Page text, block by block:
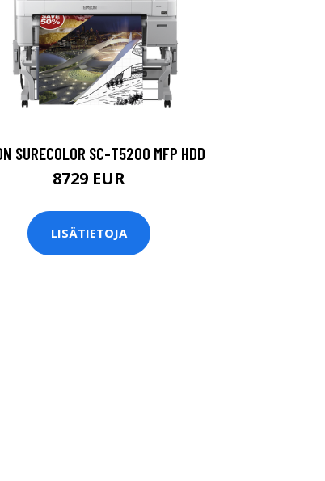
SURECOLOR SC-T5200 MFP HDD
8729 EUR
LISÄTIETOJA